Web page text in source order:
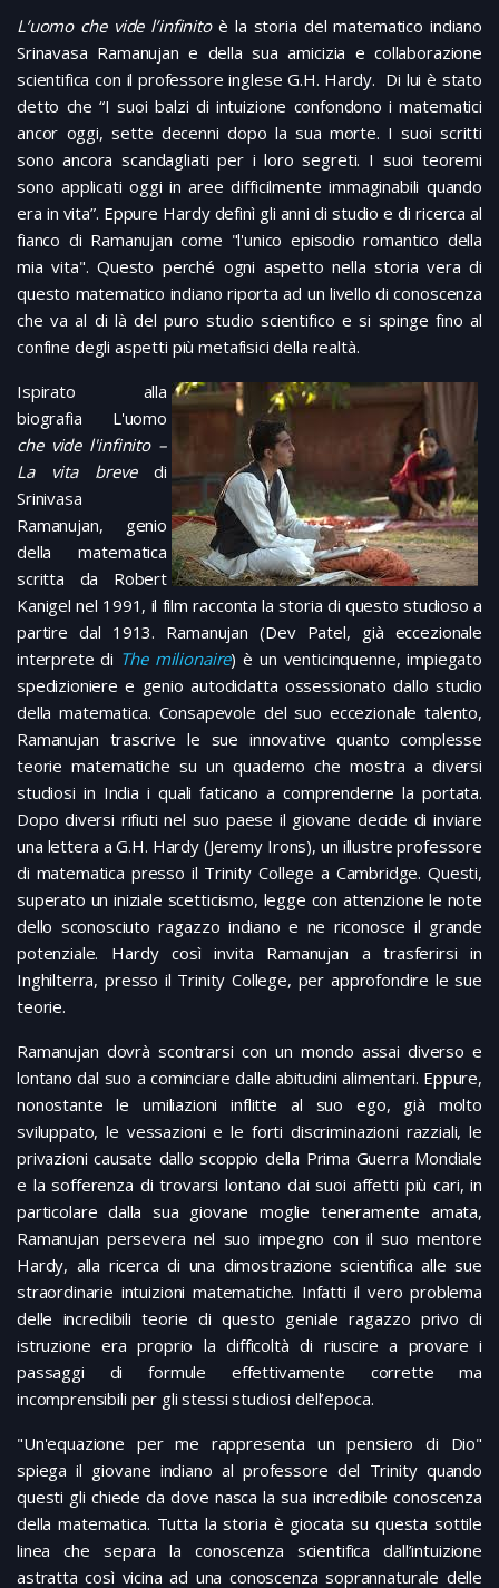
L’uomo che vide l’infinitoè la storia del matematico indiano
Srinavasa Ramanujan e della sua amicizia e collaborazione
scientifica con il professore inglese G.H. Hardy. Di lui è stato
detto che “I suoi balzi di intuizione confondono i matematici
ancor oggi, sette decenni dopo la sua morte. I suoi scritti
sono ancora scandagliati per i loro segreti. I suoi teoremi
sono applicati oggi in aree difficilmente immaginabili quando
era in vita”. Eppure Hardy definì gli anni di studio e di ricerca al
fianco di Ramanujan come "l'unico episodio romantico della
mia vita". Questo perché ogni aspetto nella storia vera di
questo matematico indiano riporta ad un livello di conoscenza
che va al di là del puro studio scientifico e si spinge fino al
confine degli aspetti più metafisici della realtà.
Ispirato alla
biografia L'uomo
che vide l'infinito –
La vita brevedi
Srinivasa
Ramanujan, genio
della matematica
scritta da Robert
Kanigel nel 1991, il film racconta la storia di questo studioso a
partire dal 1913. Ramanujan (Dev Patel, già eccezionale
interprete di The milionaire) è un venticinquenne, impiegato
spedizioniere e genio autodidatta ossessionato dallo studio
della matematica. Consapevole del suo eccezionale talento,
Ramanujan trascrive le sue innovative quanto complesse
teorie matematiche su un quaderno che mostra a diversi
studiosi in India i quali faticano a comprenderne la portata.
Dopo diversi rifiuti nel suo paese il giovane decide di inviare
una lettera a G.H. Hardy (Jeremy Irons), un illustre professore
di matematica presso il Trinity College a Cambridge. Questi,
superato un iniziale scetticismo, legge con attenzione le note
dello sconosciuto ragazzo indiano e ne riconosce il grande
potenziale. Hardy così invita Ramanujan a trasferirsi in
Inghilterra, presso il Trinity College, per approfondire le sue
teorie.
Ramanujan dovrà scontrarsi con un mondo assai diverso e
lontano dal suo a cominciare dalle abitudini alimentari. Eppure,
nonostante le umiliazioni inflitte al suo ego, già molto
sviluppato, le vessazioni e le forti discriminazioni razziali, le
privazioni causate dallo scoppio della Prima Guerra Mondiale
e la sofferenza di trovarsi lontano dai suoi affetti più cari, in
particolare dalla sua giovane moglie teneramente amata,
Ramanujan persevera nel suo impegno con il suo mentore
Hardy, alla ricerca di una dimostrazione scientifica alle sue
straordinarie intuizioni matematiche. Infatti il vero problema
delle incredibili teorie di questo geniale ragazzo privo di
istruzione era proprio la difficoltà di riuscire a provare i
passaggi di formule effettivamente corrette ma
incomprensibili per gli stessi studiosi dell’epoca.
"Un'equazione per me rappresenta un pensiero di Dio"
spiega il giovane indiano al professore del Trinity quando
questi gli chiede da dove nasca la sua incredibile conoscenza
della matematica. Tutta la storia è giocata su questa sottile
linea che separa la conoscenza scientifica dall’intuizione
astratta così vicina ad una conoscenza soprannaturale delle